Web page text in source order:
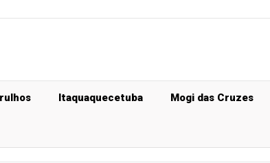
Itaquaquecetuba Mogi das Cruzes